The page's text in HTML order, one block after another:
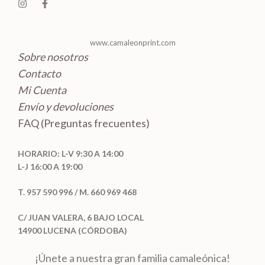
www.camaleonprint.com
Sobre nosotros
Contacto
Mi Cuenta
Envío y devoluciones
FAQ (Preguntas frecuentes)
HORARIO: L-V 9:30 A 14:00
L-J 16:00 A 19:00
T. 957 590 996 / M. 660 969 468
C/ JUAN VALERA, 6 BAJO LOCAL
14900 LUCENA (CÓRDOBA)
¡Únete a nuestra gran familia camaleónica!